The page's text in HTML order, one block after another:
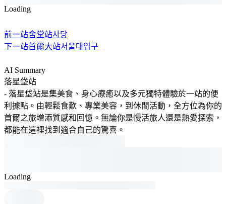
Loading
前一站舍堂站사당
下一站首爾大站서울대입구
AI Summary
落星垈站
- 落星垈站是集美食、身心療癒以及多元獨特體驗於一站的便
利據點。由輕鬆食歎、專業美容，到休閒活動，全方位為你的
首爾之旅增添質感和回憶。無論你是慢活旅人還是熱愛探索，
都能在這裡找到適合自己的驚喜。
Loading